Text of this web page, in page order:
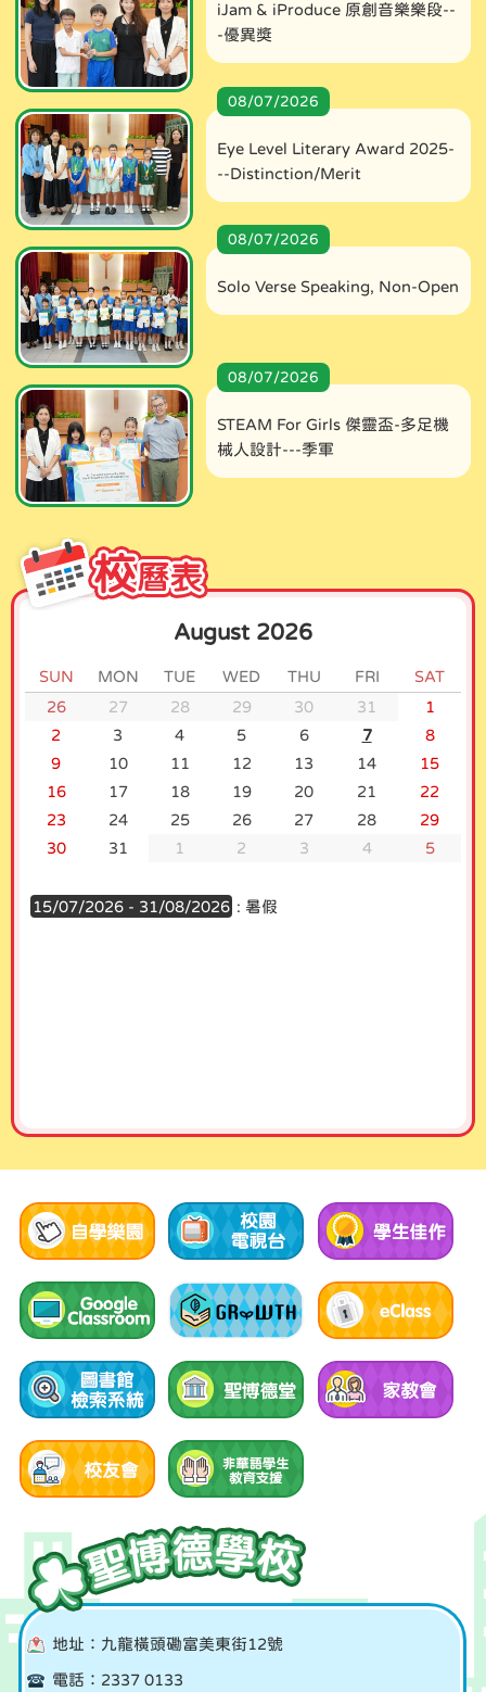
iJam & iProduce 原創音樂樂段--
-優異獎
08/07/2026
Eye Level Literary Award 2025-
--Distinction/Merit
08/07/2026
Solo Verse Speaking, Non-Open
08/07/2026
STEAM For Girls 傑靈盃-多足機
械人設計---季軍
August 2026
SUN MON TUE WED THU FRI
SAT
26
27 28 29 30 31
1
2
3 4 5 6 7
8
9
10 11 12 13 14
15
16
17 18 19 20 21
22
23
24 25 26 27 28
29
30
31 1 2 3 4 5
15/07/2026 - 31/08/2026 : 暑假
地址：九龍橫頭磡富美東街12號
電話：2337 0133